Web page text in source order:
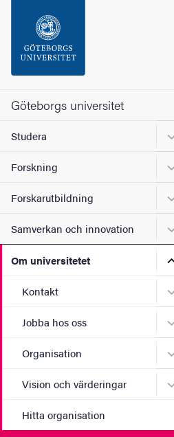
Sidfoten
Om webbplatsen
Göteborgs universitet
Studera
Forskning
Forskarutbildning
Samverkan och innovation
Om universitetet
Kontakt
Jobba hos oss
Organisation
Vision och värderingar
Hitta organisation